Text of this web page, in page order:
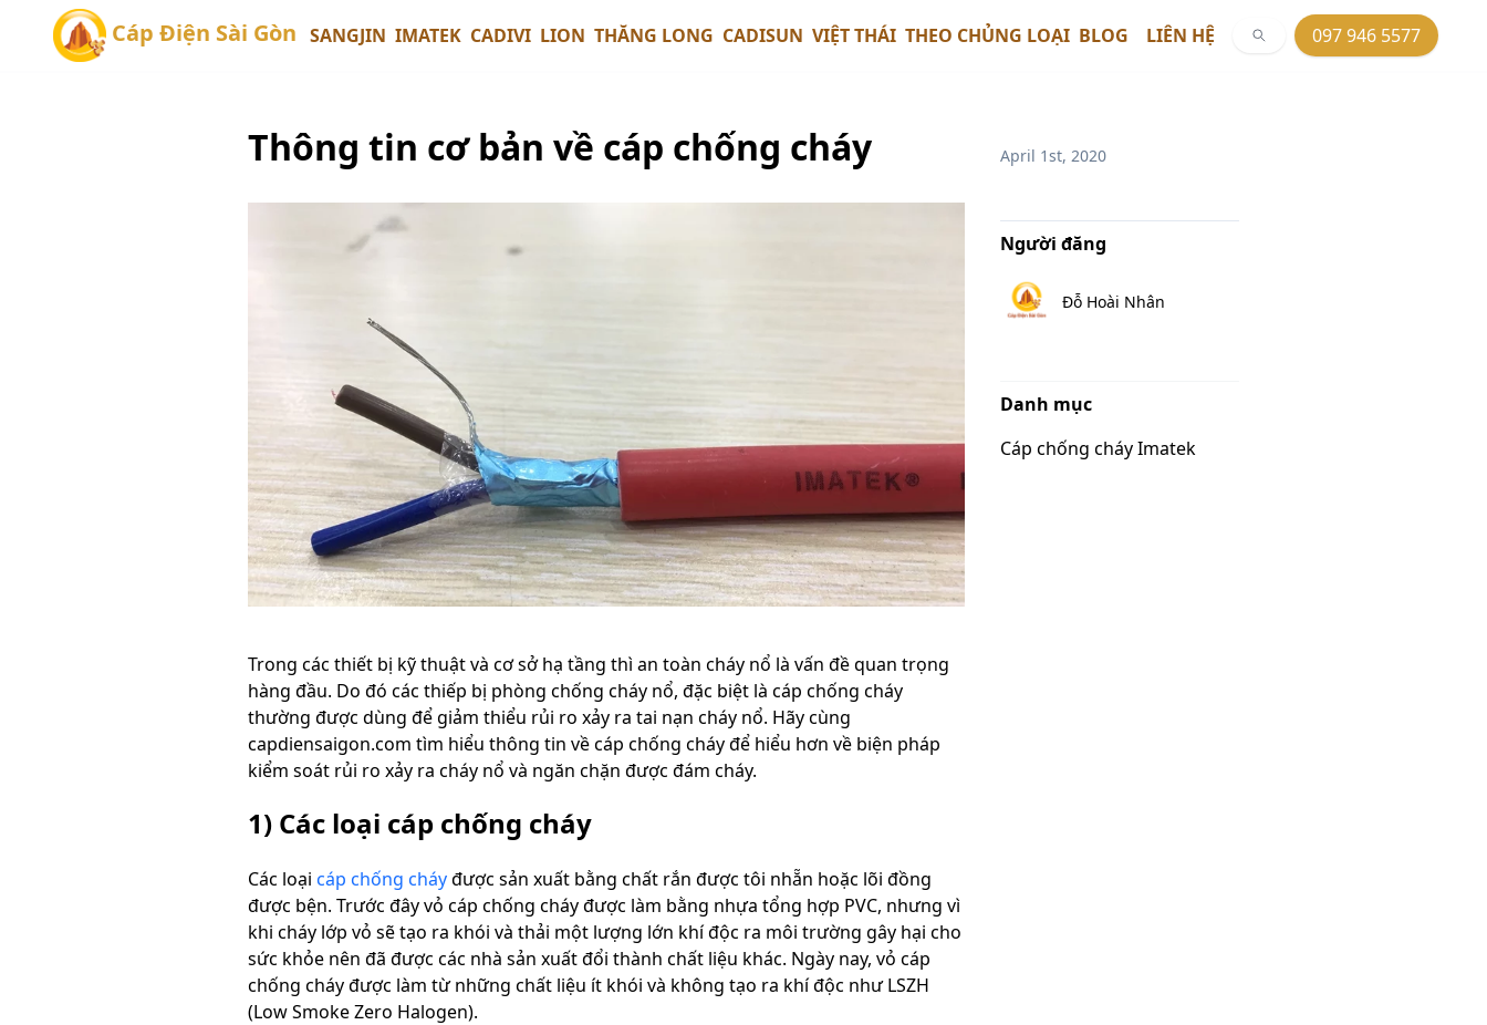
Cáp Điện Sài Gòn SANGJIN IMATEK CADIVI LION THĂNG LONG CADISUN VIỆT THÁI THEO CHỦNG LOẠI BLOG LIÊN HỆ 097 946 5577
Thông tin cơ bản về cáp chống cháy
Trong các thiết bị kỹ thuật và cơ sở hạ tầng thì an toàn cháy nổ là vấn đề quan trọng
hàng đầu. Do đó các thiếp bị phòng chống cháy nổ, đặc biệt là cáp chống cháy
thường được dùng để giảm thiểu rủi ro xảy ra tai nạn cháy nổ. Hãy cùng
capdiensaigon.com tìm hiểu thông tin về cáp chống cháy để hiểu hơn về biện pháp
kiểm soát rủi ro xảy ra cháy nổ và ngăn chặn được đám cháy.
1) Các loại cáp chống cháy
Các loại cáp chống cháyđược sản xuất bằng chất rắn được tôi nhẵn hoặc lõi đồng
được bện. Trước đây vỏ cáp chống cháy được làm bằng nhựa tổng hợp PVC, nhưng vì
khi cháy lớp vỏ sẽ tạo ra khói và thải một lượng lớn khí độc ra môi trường gây hại cho
sức khỏe nên đã được các nhà sản xuất đổi thành chất liệu khác. Ngày nay, vỏ cáp
chống cháy được làm từ những chất liệu ít khói và không tạo ra khí độc như LSZH
(Low Smoke Zero Halogen).
April 1st, 2020
Người đăng
Đỗ Hoài Nhân
Danh mục
Cáp chống cháy Imatek